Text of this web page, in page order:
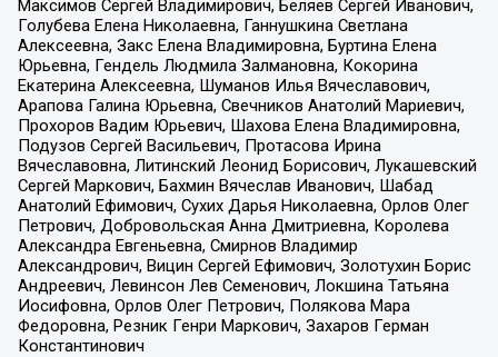
Максимов Сергей Владимирович, Беляев Сергей Иванович,
Голубева Елена Николаевна, Ганнушкина Светлана
Алексеевна, Закс Елена Владимировна, Буртина Елена
Юрьевна, Гендель Людмила Залмановна, Кокорина
Екатерина Алексеевна, Шуманов Илья Вячеславович,
Арапова Галина Юрьевна, Свечников Анатолий Мариевич,
Прохоров Вадим Юрьевич, Шахова Елена Владимировна,
Подузов Сергей Васильевич, Протасова Ирина
Вячеславовна, Литинский Леонид Борисович, Лукашевский
Сергей Маркович, Бахмин Вячеслав Иванович, Шабад
Анатолий Ефимович, Сухих Дарья Николаевна, Орлов Олег
Петрович, Добровольская Анна Дмитриевна, Королева
Александра Евгеньевна, Смирнов Владимир
Александрович, Вицин Сергей Ефимович, Золотухин Борис
Андреевич, Левинсон Лев Семенович, Локшина Татьяна
Иосифовна, Орлов Олег Петрович, Полякова Мара
Федоровна, Резник Генри Маркович, Захаров Герман
Константинович